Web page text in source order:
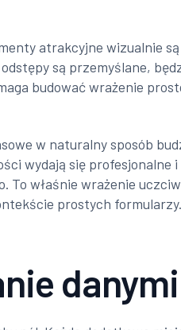
atrakcyjne wizualnie
są przemyślane,
budować wrażenie
w naturalny sposób
wydają się profesjonalne
To właśnie wrażenie
prostych formularzy.
danymi